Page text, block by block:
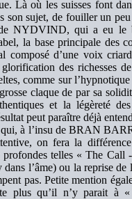
Là où les suisses font
sujet, de fouiller un peu
NYDVIND, qui a eu le
la base principale des
composé d’une voix
des richesses
comme sur
claque de par sa
et la légèreté
peut paraître déjà
à l’insu de BRAN
on fera la
profondes telles « The
l’âme) ou la reprise
pas. Petite mention
plus qu’il n’y parait à